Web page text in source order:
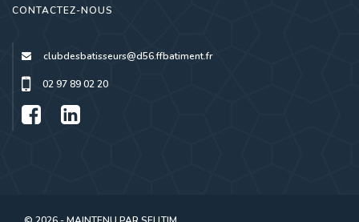
CONTACTEZ-NOUS
clubdesbatisseurs@d56.ffbatiment.fr
02 97 89 02 20